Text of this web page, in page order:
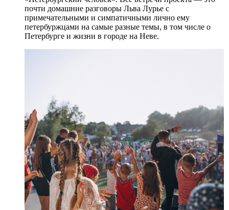
почти домашние разговоры Льва Лурье с
примечательными и симпатичными лично ему
петербуржцами на самые разные темы, в том числе о
Петербурге и жизни в городе на Неве.